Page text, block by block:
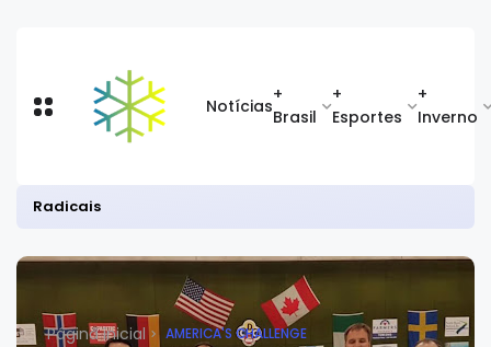
Notícias
+
Brasil
+
Esportes
+
Inverno
Radicais
Página inicial AMERICA'S CHALLENGE